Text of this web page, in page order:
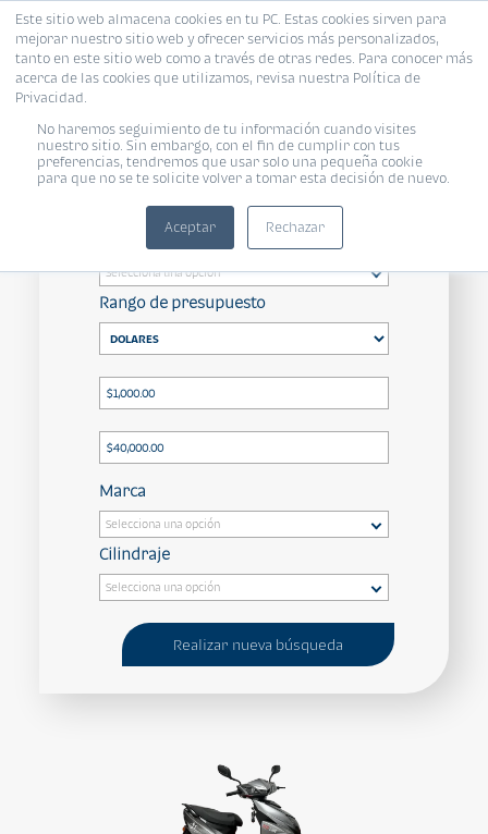
Este sitio web almacena cookies en tu PC. Estas cookies sirven para
mejorar nuestro sitio web y ofrecer servicios más personalizados,
tanto en este sitio web como a través de otras redes. Para conocer más
acerca de las cookies que utilizamos, revisa nuestra Política de
Privacidad.
No haremos seguimiento de tu información cuando visites
nuestro sitio. Sin embargo, con el fin de cumplir con tus
preferencias, tendremos que usar solo una pequeña cookie
para que no se te solicite volver a tomar esta decisión de nuevo.
Aceptar Rechazar
/ Dolares $1,000.00 a
$40,000.00/ Todas/ Todos
Rango de presupuesto
Marca
Cilindraje
Realizar nueva búsqueda